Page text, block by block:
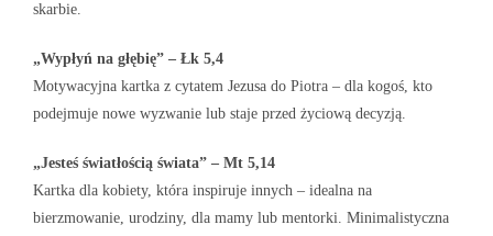
skarbie.
„Wypłyń na głębię” – Łk 5,4
Motywacyjna kartka z cytatem Jezusa do Piotra – dla kogoś, kto
podejmuje nowe wyzwanie lub staje przed życiową decyzją.
„Jesteś światłością świata” – Mt 5,14
Kartka dla kobiety, która inspiruje innych – idealna na
bierzmowanie, urodziny, dla mamy lub mentorki. Minimalistyczna